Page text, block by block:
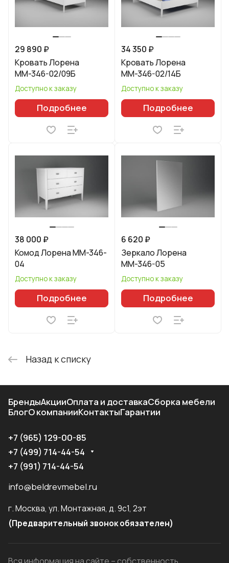
29 890 ₽
Кровать Лорена
ММ-346-02/09Б
Доступно к заказу
Подробнее
34 350 ₽
Кровать Лорена
ММ-346-02/14Б
Доступно к заказу
Подробнее
38 000 ₽
Комод Лорена ММ-346-
04
Доступно к заказу
Подробнее
6 620 ₽
Зеркало Лорена
ММ-346-05
Доступно к заказу
Подробнее
Назад к списку
БрендыАкцииОплата и доставкаСборка мебели
БлогО компанииКонтактыГарантии
+7 (965) 129-00-85
+7 (499) 714-44-54
+7 (991) 714-44-54
info@beldrevmebel.ru
г. Москва, ул. Монтажная, д. 9с1, 2эт
(Предварительный звонок обязателен)